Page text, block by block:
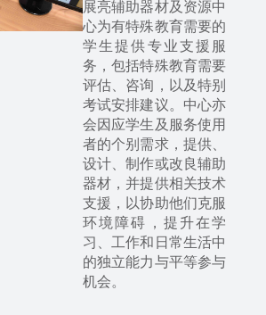
展亮辅助器材及资源中
心为有特殊教育需要的
学生提供专业支援服
务，包括特殊教育需要
评估、咨询，以及特别
考试安排建议。中心亦
会因应学生及服务使用
者的个别需求，提供、
设计、制作或改良辅助
器材，并提供相关技术
支援，以协助他们克服
环境障碍，提升在学
习、工作和日常生活中
的独立能力与平等参与
机会。